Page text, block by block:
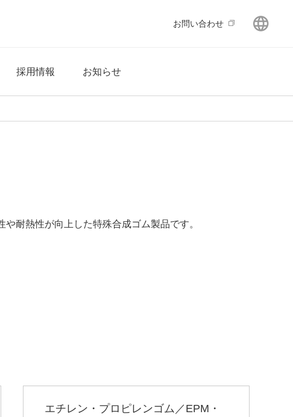
お問い合わせ
採用情報 お知らせ
耐熱性が向上した特殊合成ゴム製品です。
エチレン・プロピレンゴム／EPM・